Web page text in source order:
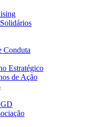
Conduta
Estratégico
de Ação